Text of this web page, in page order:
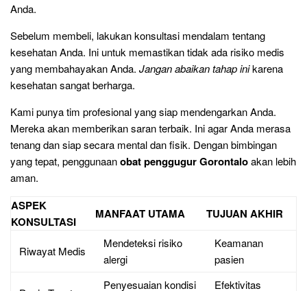
Anda.
Sebelum membeli, lakukan konsultasi mendalam tentang
kesehatan Anda. Ini untuk memastikan tidak ada risiko medis
yang membahayakan Anda. Jangan abaikan tahap inikarena
kesehatan sangat berharga.
Kami punya tim profesional yang siap mendengarkan Anda.
Mereka akan memberikan saran terbaik. Ini agar Anda merasa
tenang dan siap secara mental dan fisik. Dengan bimbingan
yang tepat, penggunaanobat penggugur Gorontaloakan lebih
aman.
ASPEK
KONSULTASI
MANFAAT UTAMA TUJUAN AKHIR
Riwayat Medis
Mendeteksi risiko
alergi
Keamanan
pasien
Penyesuaian kondisi Efektivitas